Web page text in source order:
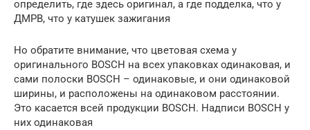
определить, где здесь оригинал, а где подделка, что у
ДМРВ, что у катушек зажигания
Но обратите внимание, что цветовая схема у
оригинального BOSCH на всех упаковках одинаковая, и
сами полоски BOSCH – одинаковые, и они одинаковой
ширины, и расположены на одинаковом расстоянии.
Это касается всей продукции BOSCH. Надписи BOSCH у
них одинаковая